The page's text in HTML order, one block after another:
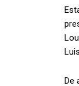
De